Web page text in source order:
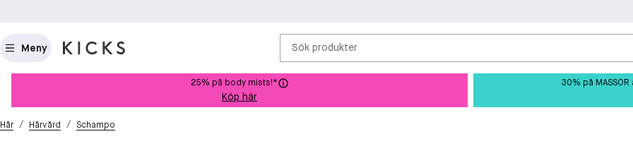
Meny Sök produkter
25% på body mists!*
Köp här
30% på
Hår / Hårvård / Schampo